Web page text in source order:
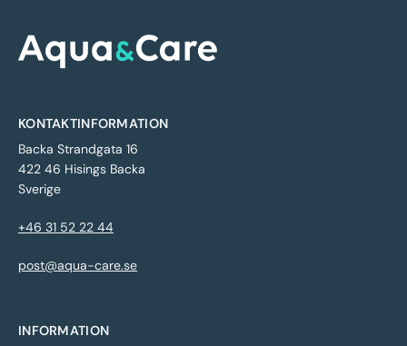
KONTAKTINFORMATION
Backa Strandgata 16
422 46 Hisings Backa
Sverige
+46 31 52 22 44
post@aqua-care.se
INFORMATION